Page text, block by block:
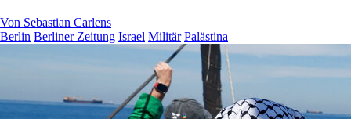
Von Sebastian Carlens
Berlin Berliner Zeitung Israel Militär Palästina